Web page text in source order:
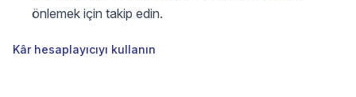
önlemek için takip edin.
Kâr hesaplayıcıyı kullanın